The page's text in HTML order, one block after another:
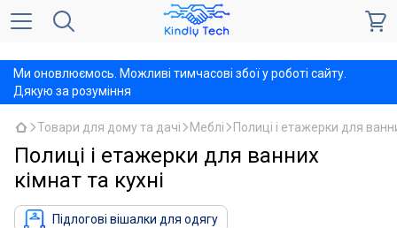
Ми оновлюємось. Можливі тимчасові збої у роботі сайту.
Дякую за розуміння
Товари для дому та дачі Меблі Полиці і етажерки для
Полиці і етажерки для ванних
кімнат та кухні
Підлогові вішалки для одягу